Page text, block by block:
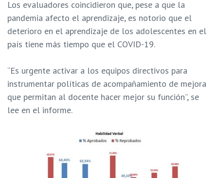
Los evaluadores coincidieron que, pese a que la
pandemia afecto el aprendizaje, es notorio que el
deterioro en el aprendizaje de los adolescentes en el
país tiene más tiempo que el COVID-19.
“Es urgente activar a los equipos directivos para
instrumentar políticas de acompañamiento de mejora
que permitan al docente hacer mejor su función”, se
lee en el informe.